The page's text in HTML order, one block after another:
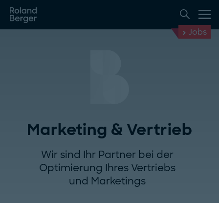
Jobs
Marketing & Vertrieb
Wir sind Ihr Partner bei der
Optimierung Ihres Vertriebs
und Marketings